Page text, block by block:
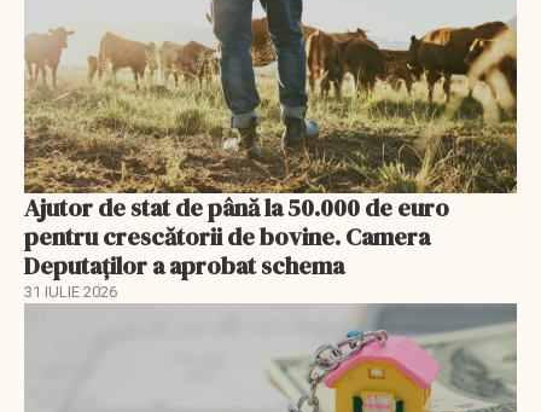
Ajutor de stat de până la 50.000 de euro
pentru crescătorii de bovine. Camera
Deputaților a aprobat schema
31 IULIE 2026